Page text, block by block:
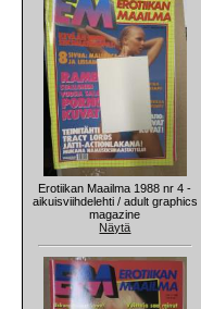
Erotiikan Maailma 1988 nr 4 -
aikuisviihdelehti / adult graphics
magazine
Näytä